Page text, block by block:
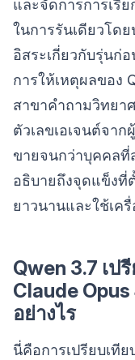
และจัดการการเรี
ในการรันเดียวโด
อิสระเกี่ยวกับรุ่นก่
การให้เหตุผลของ
สาขาคำถามวิทย
ตัวเลขเอเจนต์จาก
ขายจนกว่าบุคคลที่
อธิบายถึงจุดแข็งที่
ยาวนานและใช้เค
Qwen 3.7 เป
Claude
อย่างไร
นี่คือการเปรียบเที